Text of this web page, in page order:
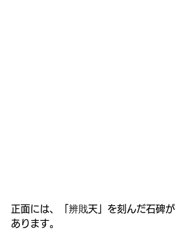
正面には、「辨戝天」を刻んだ石碑が
あります。